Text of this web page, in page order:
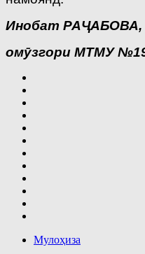
Инобат РАҶАБОВА,
омӯзгори МТМУ
Мулоҳиза